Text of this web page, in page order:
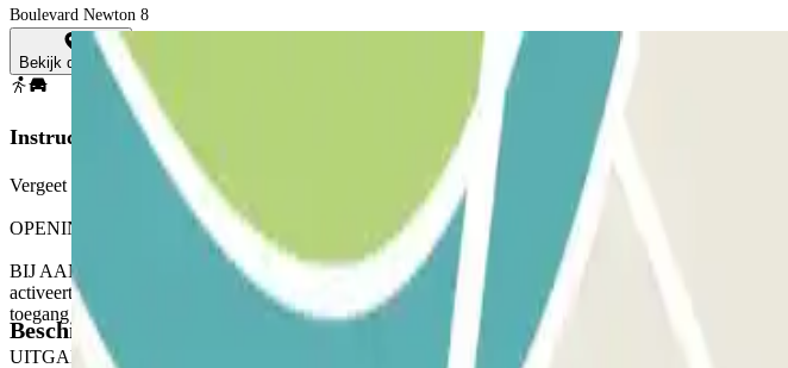
Boulevard Newton 8
Bekijk de kaart
Instructies
Vergeet niet om het gedeelte "Belangrijke informatie" te controleren wanneer je toegang tot de
OPENING VIA DE PARCLICK TOEPASSING
BIJ AANKOMST: Gebruik vanuit de applicatie of via de link in uw reservering de daarvoor
activeert. BIJ HET VERTREK: Zodra u bent binnengekomen, ontvangt u de knop om de uitgang te
toegang krijgen tot de parkeergarage, maar deze extra tijd wordt u in rekening gebracht.
UITGANG VOOR VOETGANGERS
Beschikbare producten